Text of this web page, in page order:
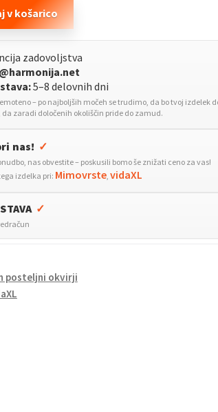
v košarico
zadovoljstva
5–8 delovnih dni
– po najboljših močeh se trudimo, da bo tvoj izdelek
zaradi določenih okoliščin pride do zamud.
nas! ✓
nas obvestite – poskusili bomo še znižati ceno za vas!
izdelka pri: Mimovrste, vidaXL
✓
posteljni okvirji